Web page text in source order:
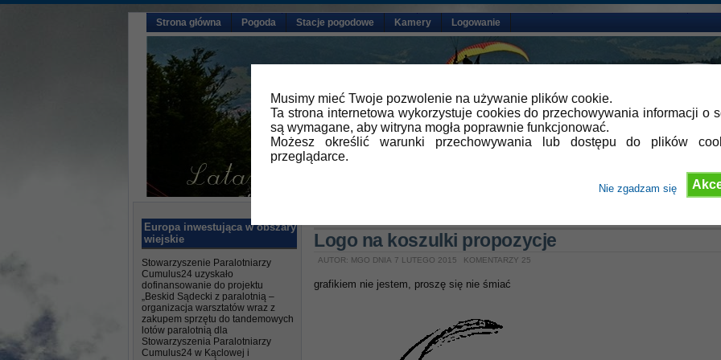
Musimy mieć Twoje pozwolenie na używanie plików cookie.
Ta strona internetowa wykorzystuje cookies do przechowywania informacji o
są wymagane, aby witryna mogła poprawnie funkcjonować.
Możesz określić warunki przechowywania lub dostępu do plików
przeglądarce.
Nie zgadzam się
Strona główna Pogoda Stacje pogodowe Kamery Logowanie
Europa inwestująca w obszary
wiejskie
Stowarzyszenie Paralotniarzy
Cumulus24 uzyskało
dofinansowanie do projektu
„Beskid Sądecki z paralotnią –
organizacja warsztatów wraz z
zakupem sprzętu do tandemowych
lotów paralotnią dla
Stowarzyszenia Paralotniarzy
Cumulus24 w Kąclowej i
Logo na koszulki propozycje
AUTOR: MGO DNIA 7 LUTEGO 2015 KOMENTARZY 25
grafikiem nie jestem, proszę się nie śmiać